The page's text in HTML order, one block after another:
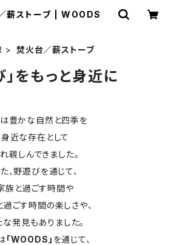
薪ストーブ | WOODS
焚火台／薪ストーブ
」をもっと身近に
豊かな自然と四季を
身近な存在として
親しんできました。
、野遊びを通じて、
族と過ごす時間や
ごす時間の楽しさや、
な発見もありました。
「WOODS」 を通じて、